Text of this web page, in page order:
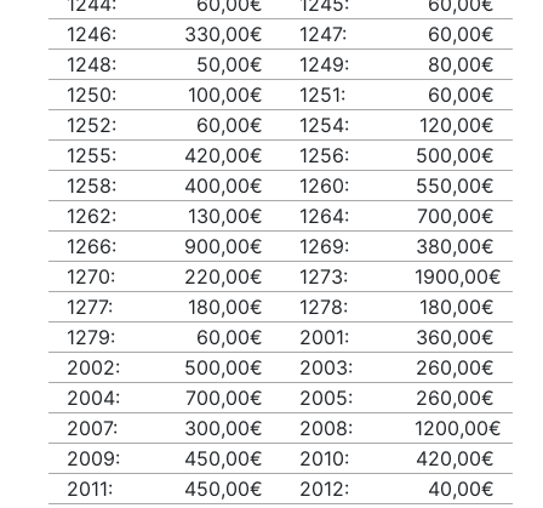
1246:
330,00€ 1247:
60,00€
1248:
50,00€ 1249:
80,00€
1250:
100,00€ 1251:
60,00€
1252:
60,00€ 1254:
120,00€
1255:
420,00€ 1256:
500,00€
1258:
400,00€ 1260:
550,00€
1262:
130,00€ 1264:
700,00€
1266:
900,00€ 1269:
380,00€
1270:
220,00€ 1273:
1900,00€
1277:
180,00€ 1278:
180,00€
1279:
60,00€ 2001:
360,00€
2002:
500,00€ 2003:
260,00€
2004:
700,00€ 2005:
260,00€
2007:
300,00€ 2008:
1200,00€
2009:
450,00€ 2010:
420,00€
2011:
450,00€ 2012:
40,00€